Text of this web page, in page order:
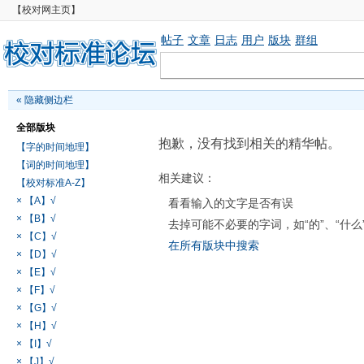
【校对网主页】
帖子 文章 日志 用户 版块 群组
« 隐藏侧边栏
全部版块
【字的时间地理】
【词的时间地理】
【校对标准A-Z】
× 【A】√
× 【B】√
× 【C】√
× 【D】√
× 【E】√
× 【F】√
× 【G】√
× 【H】√
× 【I】√
× 【J】√
抱歉，没有找到相关的精华帖。
相关建议：
看看输入的文字是否有误
去掉可能不必要的字词，如“的”、“什么
在所有版块中搜索